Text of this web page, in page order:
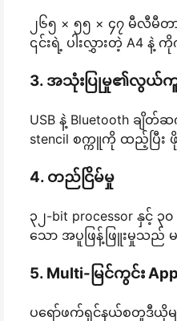
၂၆၅ × ၅၅ × ၄၇ မီလီမီ
၎င်းရဲ့ ပါးလွှားတဲ့ A4 နဲ့
3. အသုံးပြုမှု၏လွယ်
USB နဲ့ Bluetooth ခ
stencil စက္ကူကို ထည့်ပြီး
4. တည်ငြိမ်မှု
၃၂-bit processor နှင့်
သော အပူဖြန့်ဖြူးမှုသည်
5. Multi-မြင်ကွင်း
ပရော်ဖက်ရှင်နယ်စတူဒီယိုမ